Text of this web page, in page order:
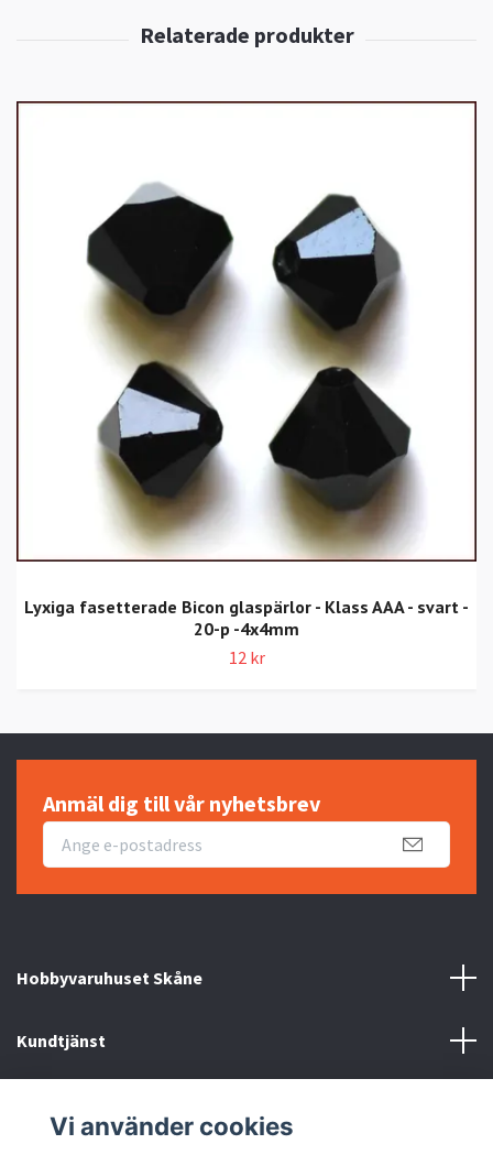
Lyxiga fasetterade Bicon glaspärlor - Klass AAA - svart -
20-p -4x4mm
12 kr
Anmäl dig till vår nyhetsbrev
Hobbyvaruhuset Skåne
Kundtjänst
Vi använder cookies